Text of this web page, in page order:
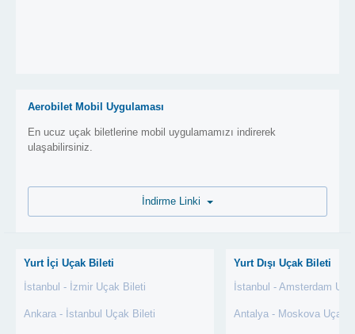
Aerobilet Mobil Uygulaması
En ucuz uçak biletlerine mobil uygulamamızı indirerek
ulaşabilirsiniz.
Yurt İçi Uçak Bileti
İstanbul - İzmir Uçak Bileti
Ankara - İstanbul Uçak Bileti
Yurt Dışı Uçak Bileti
İstanbul - Amsterdam
Antalya - Moskova Uçak